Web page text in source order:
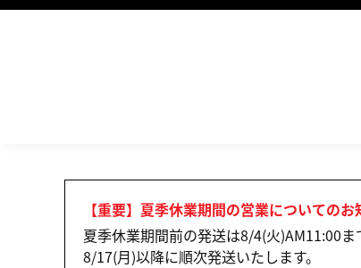
【重要】夏季休業期間の営業についてのお
夏季休業期間前の発送は8/4(火)AM11:00
8/17(月)以降に順次発送いたします。